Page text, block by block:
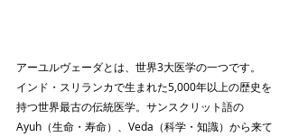
アーユルヴェーダとは、世界3大医学の一つです。
インド・スリランカで生まれた5,000年以上の歴史を
持つ世界最古の伝統医学。サンスクリット語の
Ayuh（生命・寿命）、Veda（科学・知識）から来て